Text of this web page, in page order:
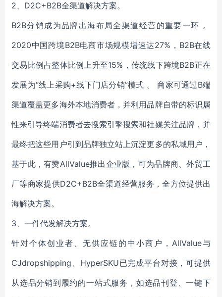
2、D2C+B2B全渠道解决方案。
B2B分销成为品牌出海布局全渠道经营的重要一环 。
2020中国跨境B2B电商市场规模增速达27%，B2B在线
交易比例占整体比例上升至15%，传统线下跨境B2B正在
发展为“线上采购+线下门店分销”模式 。 商家可通过B端
渠道覆盖更多海外本地消费者，并利用品牌自带的标识属
性来引导终端消费者去搜索引擎搜索和社媒关注品牌，并
最终把这些用户引到品牌独立站上沉淀更多的私域用户，
基于此，有赞AllValue推出企业版，可为品牌商、外贸工
厂等商家提供D2C+B2B全渠道经营服务，全方位提供出
海解决方案。
3、一件代发解决方案。
针对个体创业者、无供应链的中小商户，AllValue与
CJdropshipping、HyperSKU已完成平台对接，可提供
从选品分销到履约的一站式服务，如选品刊登、一键下